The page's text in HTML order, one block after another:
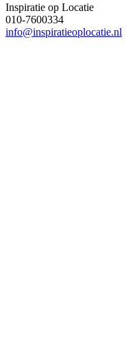
Inspiratie op Locatie
010-7600334
info@inspiratieoplocatie.nl